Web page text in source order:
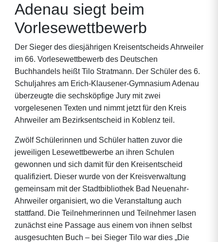
Adenau siegt beim
Vorlesewettbewerb
Der Sieger des diesjährigen Kreisentscheids Ahrweiler
im 66. Vorlesewettbewerb des Deutschen
Buchhandels heißt Tilo Stratmann. Der Schüler des 6.
Schuljahres am Erich-Klausener-Gymnasium Adenau
überzeugte die sechsköpfige Jury mit zwei
vorgelesenen Texten und nimmt jetzt für den Kreis
Ahrweiler am Bezirksentscheid in Koblenz teil.
Zwölf Schülerinnen und Schüler hatten zuvor die
jeweiligen Lesewettbewerbe an ihren Schulen
gewonnen und sich damit für den Kreisentscheid
qualifiziert. Dieser wurde von der Kreisverwaltung
gemeinsam mit der Stadtbibliothek Bad Neuenahr-
Ahrweiler organisiert, wo die Veranstaltung auch
stattfand. Die Teilnehmerinnen und Teilnehmer lasen
zunächst eine Passage aus einem von ihnen selbst
ausgesuchten Buch – bei Sieger Tilo war dies „Die